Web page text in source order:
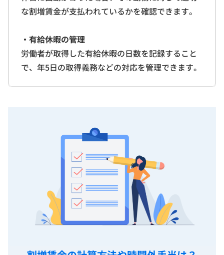
な割増賃金が支払われているかを確認できます。
・有給休暇の管理
労働者が取得した有給休暇の日数を記録すること
で、年5日の取得義務などの対応を管理できます。